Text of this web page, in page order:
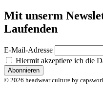
Mit unserm
Laufenden
E-Mail-Adresse
Hiermit akzeptiere ich die
© 2026 headwear culture by